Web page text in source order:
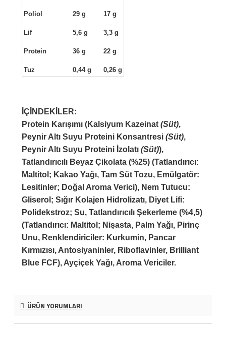
Poliol 29 g 17 g
Lif 5,6 g 3,3 g
Protein 36 g 22 g
Tuz 0,44 g 0,26 g
İÇİNDEKİLER:
Protein Karışımı (Kalsiyum Kazeinat (Süt),
Peynir Altı Suyu Proteini Konsantresi (Süt),
Peynir Altı Suyu Proteini İzolatı (Süt)),
Tatlandırıcılı Beyaz Çikolata (%25) (Tatlandırıcı:
Maltitol; Kakao Yağı, Tam Süt Tozu, Emülgatör:
Lesitinler; Doğal Aroma Verici), Nem Tutucu:
Gliserol; Sığır Kolajen Hidrolizatı, Diyet Lifi:
Polidekstroz; Su, Tatlandırıcılı Şekerleme (%4,5)
(Tatlandırıcı: Maltitol; Nişasta, Palm Yağı, Pirinç
Unu, Renklendiriciler: Kurkumin, Pancar
Kırmızısı, Antosiyaninler, Riboflavinler, Brilliant
Blue FCF), Ayçiçek Yağı, Aroma Vericiler.
ÜRÜN YORUMLARI